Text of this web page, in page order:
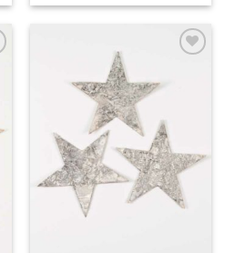
wenslijst